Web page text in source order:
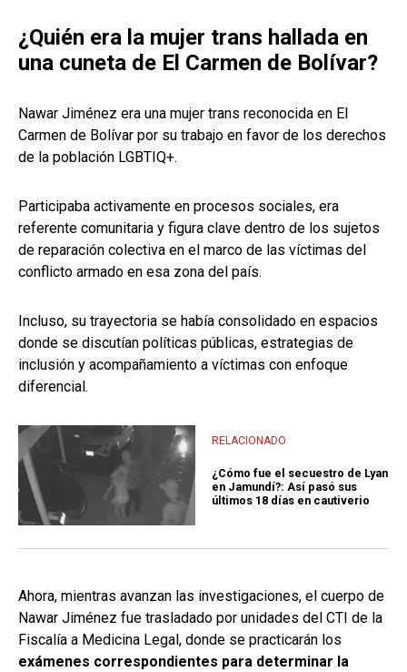
¿Quién era la mujer trans hallada en
una cuneta de El Carmen de Bolívar?
Nawar Jiménez era una mujer trans reconocida en El
Carmen de Bolívar por su trabajo en favor de los derechos
de la población LGBTIQ+.
Participaba activamente en procesos sociales, era
referente comunitaria y figura clave dentro de los sujetos
de reparación colectiva en el marco de las víctimas del
conflicto armado en esa zona del país.
Incluso, su trayectoria se había consolidado en espacios
donde se discutían políticas públicas, estrategias de
inclusión y acompañamiento a víctimas con enfoque
diferencial.
RELACIONADO
¿Cómo fue el secuestro de Lyan
en Jamundí?: Así pasó sus
últimos 18 días en cautiverio
Ahora, mientras avanzan las investigaciones, el cuerpo de
Nawar Jiménez fue trasladado por unidades del CTI de la
Fiscalía a Medicina Legal, donde se practicarán los
exámenes correspondientes para determinar la